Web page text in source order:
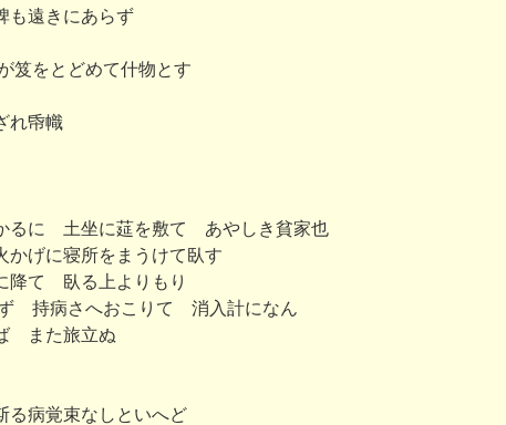
遠きにあらず
笈をとどめて什物とす
れ帋幟
るに 土坐に莚を敷て あやしき貧家也
げに寝所をまうけて臥す
降て 臥る上よりもり
持病さへおこりて 消入計になん
また旅立ぬ
病覚束なしといへど